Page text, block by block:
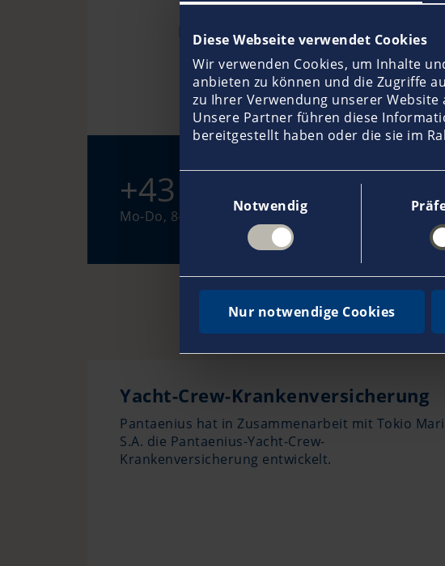
Diese Webseite verwendet Cookies
Wir verwenden Cookies, um Inhalte
anbieten zu können und die Zugriffe
zu Ihrer Verwendung unserer
Unsere Partner führen diese
bereitgestellt haben oder die sie im
Notwendig
Nur notwendige Cookies
Barbara Schiesser
+43 1 710 92 22
Mo-Do, 8-16 Uhr (Fr, 8-14 Uhr)
Yacht-Crew-Krankenversicherung
Pantaenius hat in Zusammenarbeit mit Tokio
S.A. die Pantaenius-Yacht-Crew-
Krankenversicherung entwickelt.